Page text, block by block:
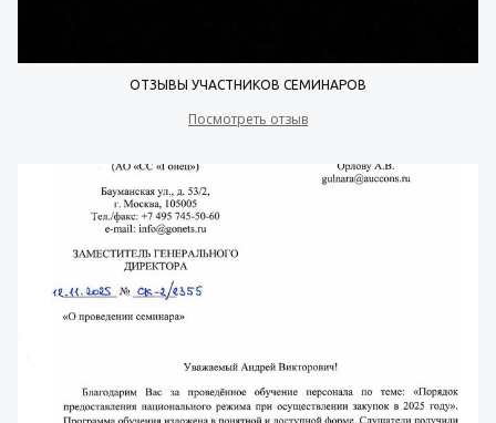
ОТЗЫВЫ УЧАСТНИКОВ СЕМИНАРОВ
Посмотреть отзыв